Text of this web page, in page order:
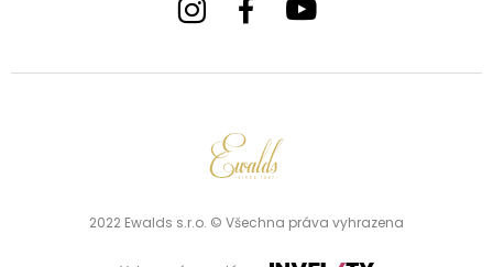
2022 Ewalds s.r.o. © Všechna práva vyhrazena